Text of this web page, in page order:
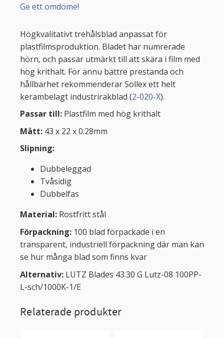
Ge ett omdöme!
Högkvalitativt trehålsblad anpassat för
plastfilmsproduktion. Bladet har numrerade
hörn, och passar utmärkt till att skära i film med
hög krithalt. För ännu bättre prestanda och
hållbarhet rekommenderar Sollex ett helt
kerambelagt industrirakblad (2-020-X).
Passar till: Plastfilm med hög krithalt
Mått: 43 x 22 x 0.28mm
Slipning:
Dubbeleggad
Tvåsidig
Dubbelfas
Material: Rostfritt stål
Förpackning: 100 blad förpackade i en
transparent, industriell förpackning där man kan
se hur många blad som finns kvar
Alternativ: LUTZ Blades 43.30 G Lutz-08 100PP-
L-sch/1000K-1/E
Relaterade produkter